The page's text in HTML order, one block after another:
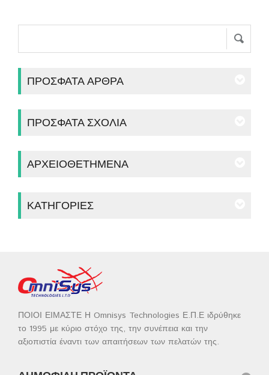
ΠΡΌΣΦΑΤΑ ΆΡΘΡΑ
ΠΡΌΣΦΑΤΑ ΣΧΌΛΙΑ
ΑΡΧΕΙΟΘΕΤΗΜΈΝΑ
ΚΑΤΗΓΟΡΊΕΣ
ΠΟΙΟΙ ΕΙΜΑΣΤΕ Η Omnisys Technologies Ε.Π.Ε ιδρύθηκε
το 1995 με κύριο στόχο της, την συνέπεια και την
αξιοπιστία έναντι των απαιτήσεων των πελατών της.